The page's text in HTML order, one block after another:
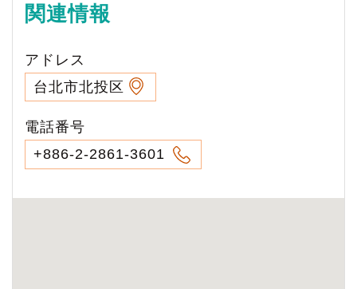
関連情報
アドレス
台北市北投区
電話番号
+886-2-2861-3601